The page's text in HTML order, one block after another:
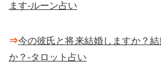
ます-ルーン占い
⇒今の彼氏と将来結婚しますか？
か？-タロット占い